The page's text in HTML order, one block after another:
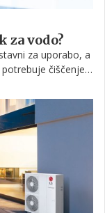
vodo?
za uporabo, a
čiščenje.
nikakor ne lajša
vodni
do pojava